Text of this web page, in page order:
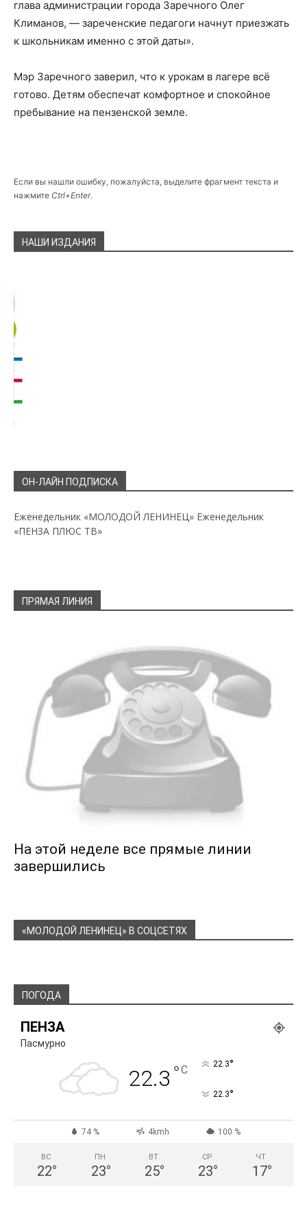
глава администрации города Заречного Олег
Климанов, — зареченские педагоги начнут приезжать
к школьникам именно с этой даты».
Мэр Заречного заверил, что к урокам в лагере всё
готово. Детям обеспечат комфортное и спокойное
пребывание на пензенской земле.
Если вы нашли ошибку, пожалуйста, выделите фрагмент текста и
нажмите Ctrl+Enter.
НАШИ ИЗДАНИЯ
ОН-ЛАЙН ПОДПИСКА
Еженедельник «МОЛОДОЙ ЛЕНИНЕЦ» Еженедельник
«ПЕНЗА ПЛЮС ТВ»
ПРЯМАЯ ЛИНИЯ
На этой неделе все прямые линии
завершились
«МОЛОДОЙ ЛЕНИНЕЦ» В СОЦСЕТЯХ
ПОГОДА
ПЕНЗА
Пасмурно
22.3 °C 22.3°
22.3°
74 % 4kmh 100 %
ВС
22°
ПН
23°
ВТ
25°
СР
23°
ЧТ
17°